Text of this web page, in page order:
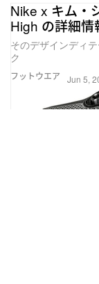
フットウエア
Nike x キム・
High の詳細
そのデザインディ
ク
Jun 5,